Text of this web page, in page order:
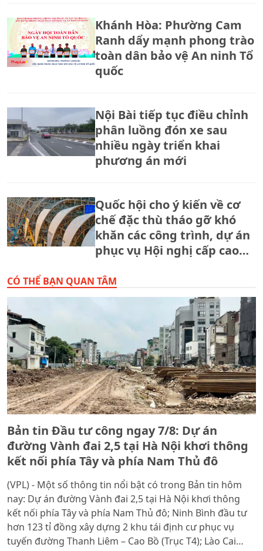
Khánh Hòa: Phường Cam
Ranh dẩy mạnh phong trào
toàn dân bảo vệ An ninh Tổ
quốc
Nội Bài tiếp tục điều chỉnh
phân luồng đón xe sau
nhiều ngày triển khai
phương án mới
Quốc hội cho ý kiến về cơ
chế đặc thù tháo gỡ khó
khăn các công trình, dự án
phục vụ Hội nghị cấp cao
CÓ THỂ BẠN QUAN TÂM
Bản tin Đầu tư công ngay 7/8: Dự án
đường Vành đai 2,5 tại Hà Nội khơi thông
kết nối phía Tây và phía Nam Thủ đô
(VPL) - Một số thông tin nổi bật có trong Bản tin hôm
nay: Dự án đường Vành đai 2,5 tại Hà Nội khơi thông
kết nối phía Tây và phía Nam Thủ đô; Ninh Bình đầu tư
hơn 123 tỉ đồng xây dựng 2 khu tái định cư phục vụ
tuyến đường Thanh Liêm – Cao Bồ (Trục T4); Lào Cai